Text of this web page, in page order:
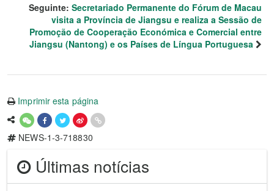
Seguinte: Secretariado Permanente do Fórum de Macau
visita a Província de Jiangsu e realiza a Sessão de
Promoção de Cooperação Económica e Comercial entre
Jiangsu (Nantong) e os Países de Língua Portuguesa
Imprimir esta página
NEWS-1-3-718830
Últimas notícias